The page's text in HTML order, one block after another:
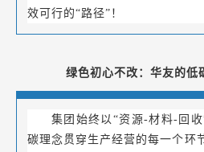
效可行的“路径”！
绿色初心不改：华友的低
集团始终以“资源-材料-回
碳理念贯穿生产经营的每一个环